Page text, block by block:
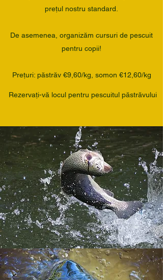
prețul nostru standard.
De asemenea, organizăm cursuri de pescuit
pentru copii!
Prețuri: păstrăv €9,60/kg, somon €12,60/kg
Rezervați-vă locul pentru pescuitul păstrăvului